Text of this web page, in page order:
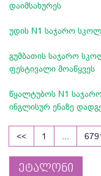
დაიმსახურეს
უდის N1 საჯარო
გუმბათის საჯარო
ფესტივალი მოაწყვეს
წყალტუბოს N1
ინგლისურ ენაზე
<< 1
ეტალონი